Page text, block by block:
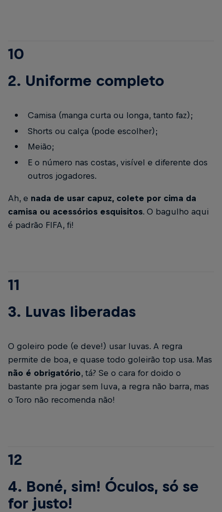
10
2. Uniforme completo
Camisa (manga curta ou longa, tanto faz);
Shorts ou calça (pode escolher);
Meião;
E o número nas costas, visível e diferente dos
outros jogadores.
Ah, e nada de usar capuz, colete por cima da
camisa ou acessórios esquisitos. O bagulho aqui
é padrão FIFA, fi!
11
3. Luvas liberadas
O goleiro pode (e deve!) usar luvas. A regra
permite de boa, e quase todo goleirão top usa. Mas
não é obrigatório, tá? Se o cara for doido o
bastante pra jogar sem luva, a regra não barra, mas
o Toro não recomenda não!
12
4. Boné, sim! Óculos, só se
for justo!